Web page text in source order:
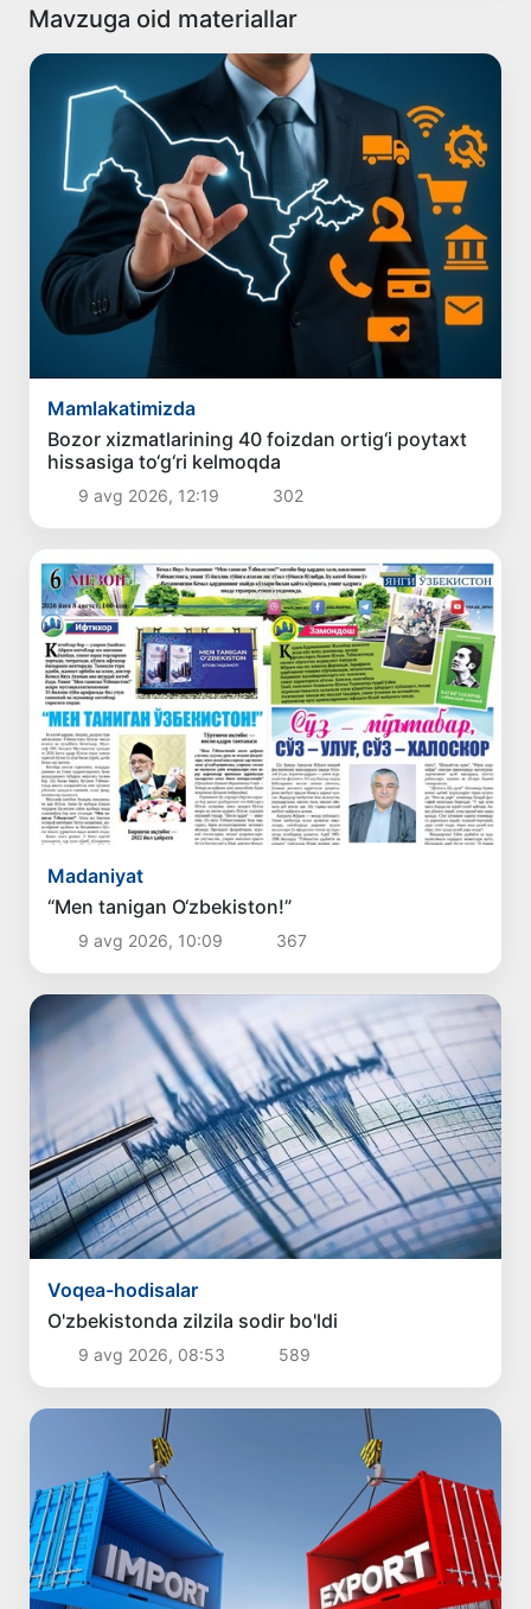
Mavzuga oid materiallar
Mamlakatimizda
Bozor xizmatlarining 40 foizdan ortig‘i poytaxt
hissasiga to‘g‘ri kelmoqda
9 avg 2026, 12:19 302
Madaniyat
“Men tanigan O‘zbekiston!”
9 avg 2026, 10:09 367
Voqea-hodisalar
O'zbekistonda zilzila sodir bo'ldi
9 avg 2026, 08:53 589